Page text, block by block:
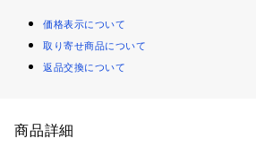
価格表示について
取り寄せ商品について
返品交換について
商品詳細